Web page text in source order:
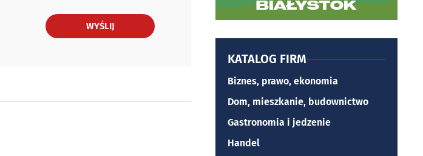
WYŚLIJ
KATALOG FIRM
Biznes, prawo, ekonomia
Dom, mieszkanie, budownictwo
Gastronomia i jedzenie
Handel